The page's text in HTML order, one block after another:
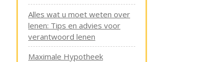
Alles wat u moet weten over
lenen: Tips en advies voor
verantwoord lenen
Maximale Hypotheek